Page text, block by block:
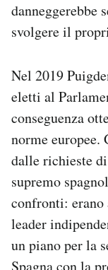
danneggerebbe
svolgere il
Nel 2019
eletti al
conseguenza
norme europee.
dalle richieste
supremo
confronti:
leader
un piano per la